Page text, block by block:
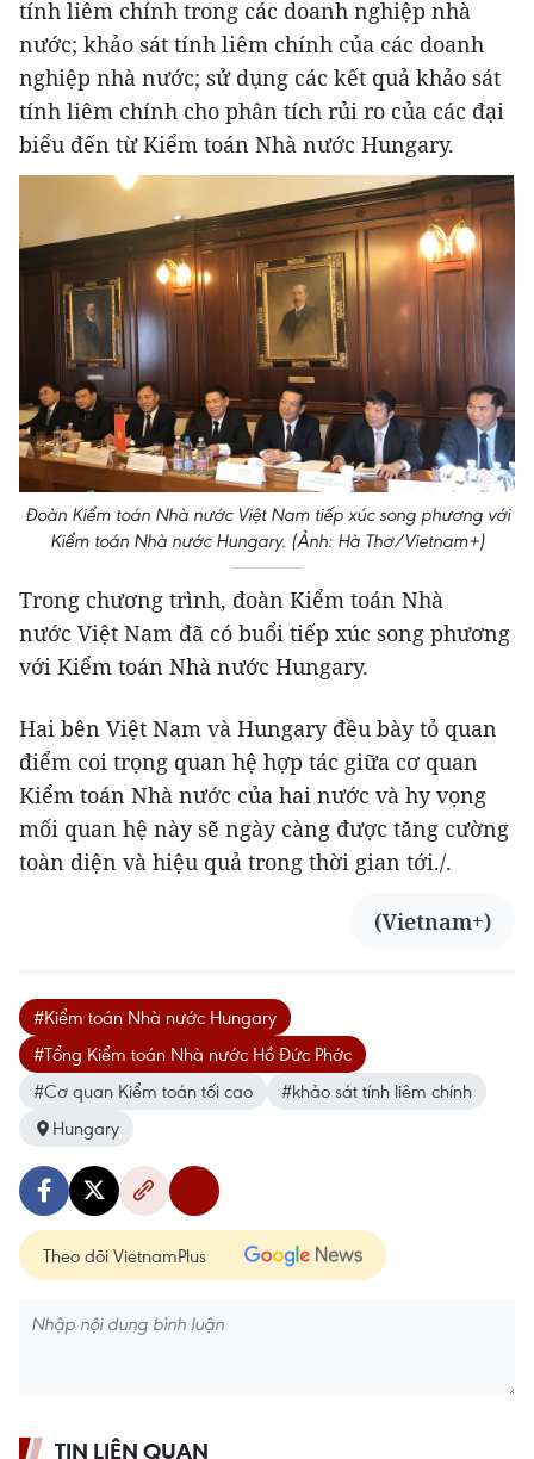
tính liêm chính trong các doanh nghiệp nhà
nước; khảo sát tính liêm chính của các doanh
nghiệp nhà nước; sử dụng các kết quả khảo sát
tính liêm chính cho phân tích rủi ro của các đại
biểu đến từ Kiểm toán Nhà nước Hungary.
Đoàn Kiểm toán Nhà nước Việt Nam tiếp xúc song phương với
Kiểm toán Nhà nước Hungary. (Ảnh: Hà Thơ/Vietnam+)
Trong chương trình, đoàn Kiểm toán Nhà
nước Việt Nam đã có buổi tiếp xúc song phương
với Kiểm toán Nhà nước Hungary.
Hai bên Việt Nam và Hungary đều bày tỏ quan
điểm coi trọng quan hệ hợp tác giữa cơ quan
Kiểm toán Nhà nước của hai nước và hy vọng
mối quan hệ này sẽ ngày càng được tăng cường
toàn diện và hiệu quả trong thời gian tới./.
(Vietnam+)
#Kiểm toán Nhà nước Hungary
#Tổng Kiểm toán Nhà nước Hồ Đức Phớc
#Cơ quan Kiểm toán tối cao
#khảo sát tính liêm chính
Hungary
Theo dõi VietnamPlus
TIN LIÊN QUAN